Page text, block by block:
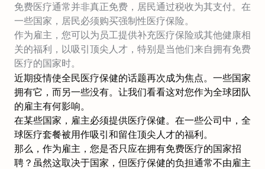
免费医疗通常并非真正免费，居民通过税收为其支付。在
一些国家，居民必须购买强制性医疗保险。
作为雇主，您可以为员工提供补充医疗保险或其他健康相
关的福利，以吸引顶尖人才，特别是当他们来自拥有免费
医疗的国家时。
近期疫情使全民医疗保健的话题再次成为焦点。一些国家
拥有它，而另一些没有。让我们看看这对您作为全球团队
的雇主有何影响。
在某些国家，雇主必须提供医疗保健。在一些公司中，全
球医疗套餐被用作吸引和留住顶尖人才的福利。
那么，作为雇主，您是否只应在拥有免费医疗的国家招
聘？虽然这取决于国家，但医疗保健的负担通常不由雇主